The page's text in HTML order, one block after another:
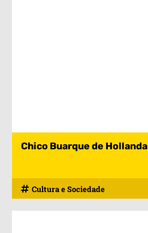
Chico Buarque de Hollanda
Cultura e Sociedade